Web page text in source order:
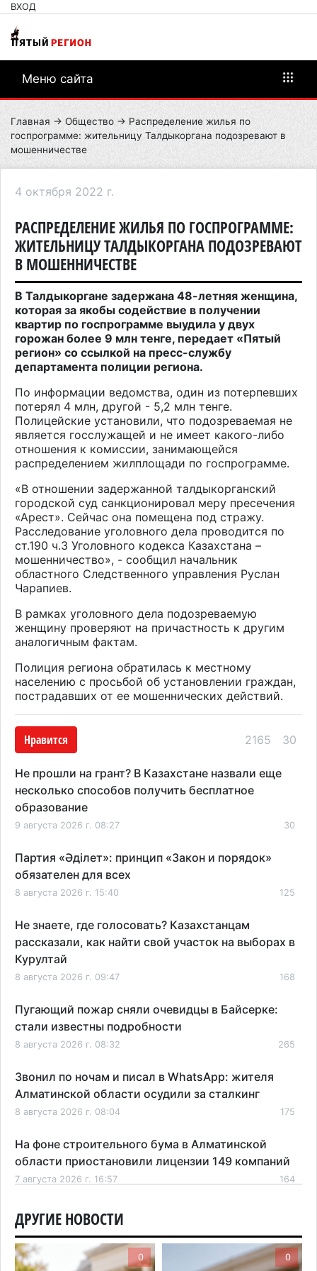
ВХОД
Меню сайта
Главная → Общество → Распределение жилья по
госпрограмме: жительницу Талдыкоргана подозревают в
мошенничестве
4 октября 2022 г.
РАСПРЕДЕЛЕНИЕ ЖИЛЬЯ ПО ГОСПРОГРАММЕ:
ЖИТЕЛЬНИЦУ ТАЛДЫКОРГАНА ПОДОЗРЕВАЮТ
В МОШЕННИЧЕСТВЕ
В Талдыкоргане задержана 48-летняя женщина,
которая за якобы содействие в получении
квартир по госпрограмме выудила у двух
горожан более 9 млн тенге, передает «Пятый
регион» со ссылкой на пресс-службу
департамента полиции региона.
По информации ведомства, один из потерпевших
потерял 4 млн, другой - 5,2 млн тенге.
Полицейские установили, что подозреваемая не
является госслужащей и не имеет какого-либо
отношения к комиссии, занимающейся
распределением жилплощади по госпрограмме.
«В отношении задержанной талдыкорганский
городской суд санкционировал меру пресечения
«Арест». Сейчас она помещена под стражу.
Расследование уголовного дела проводится по
ст.190 ч.3 Уголовного кодекса Казахстана –
мошенничество», - сообщил начальник
областного Следственного управления Руслан
Чарапиев.
В рамках уголовного дела подозреваемую
женщину проверяют на причастность к другим
аналогичным фактам.
Полиция региона обратилась к местному
населению с просьбой об установлении граждан,
пострадавших от ее мошеннических действий.
Нравится 2165 30
Не прошли на грант? В Казахстане назвали еще
несколько способов получить бесплатное
образование
9 августа 2026 г. 08:27 30
Партия «Әділет»: принцип «Закон и порядок»
обязателен для всех
8 августа 2026 г. 15:40 125
Не знаете, где голосовать? Казахстанцам
рассказали, как найти свой участок на выборах в
Курултай
8 августа 2026 г. 09:47 168
Пугающий пожар сняли очевидцы в Байсерке:
стали известны подробности
8 августа 2026 г. 08:32 265
Звонил по ночам и писал в WhatsApp: жителя
Алматинской области осудили за сталкинг
8 августа 2026 г. 08:04 175
На фоне строительного бума в Алматинской
области приостановили лицензии 149 компаний
7 августа 2026 г. 16:57 164
Казахстанские абитуриенты узнали, кто получил
образовательные гранты
7 августа 2026 г. 15:24 221
ДРУГИЕ НОВОСТИ
0 0